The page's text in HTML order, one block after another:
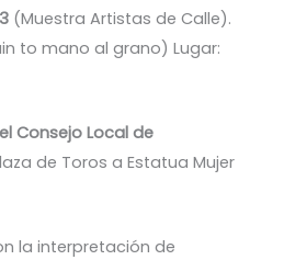
(Muestra Artistas de Calle).
to mano al grano) Lugar:
Consejo Local de
de Toros a Estatua Mujer
la interpretación de